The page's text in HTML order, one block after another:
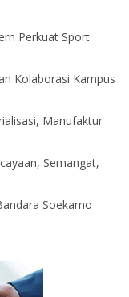
Perkuat Sport
Kolaborasi Kampus
Manufaktur
Semangat,
Soekarno